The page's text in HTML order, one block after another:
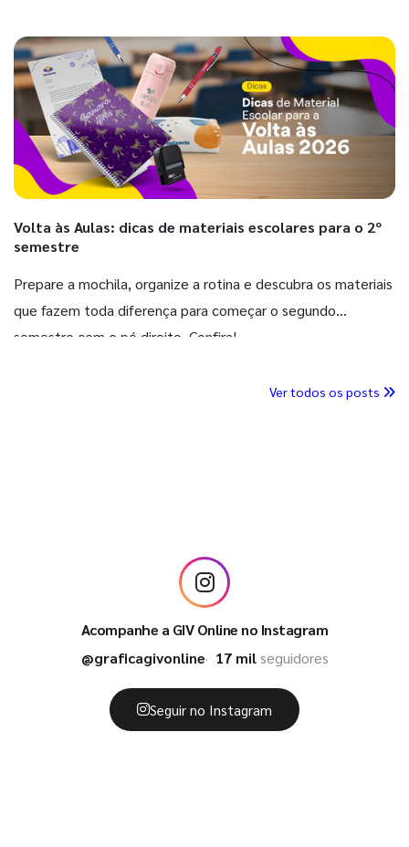
Volta às Aulas: dicas de materiais escolares para o 2º
semestre
Prepare a mochila, organize a rotina e descubra os materiais
que fazem toda diferença para começar o segundo
semestre com o pé direito. Confira!
Ver todos os posts
Acompanhe a GIV Online no Instagram
@graficagivonline
17 milseguidores
Seguir no Instagram